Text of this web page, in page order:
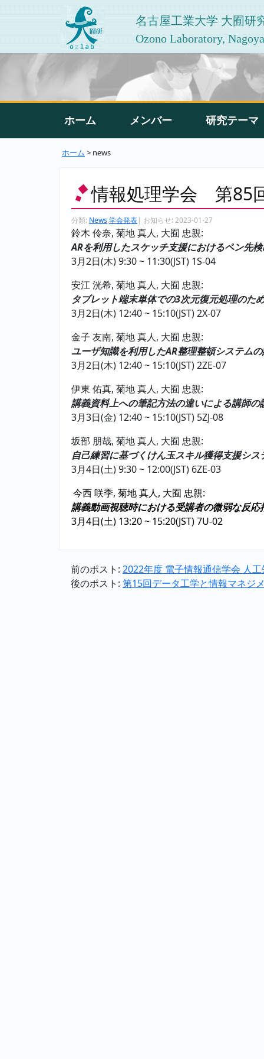
名古屋工業大学 大囿研
Ozono Laboratory,
ホーム メンバー 研究テーマ
ホーム > news
情報処理学会 第85
分類: News,学会発表| お知らせ: 2023-01-27
鈴木 伶奈, 菊地 真人, 大囿 忠親:
ARを利用したスケッチ支援におけるペン先
3月2日(木) 9:30 ~ 11:30(JST) 1S-04
安江 洸希, 菊地 真人, 大囿 忠親:
タブレット端末単体での3次元復元処理のた
3月2日(木) 12:40 ~ 15:10(JST) 2X-07
金子 友南, 菊地 真人, 大囿 忠親:
ユーザ知識を利用したAR整理整頓システム
3月2日(木) 12:40 ~ 15:10(JST) 2ZE-07
伊東 佑真, 菊地 真人, 大囿 忠親:
講義資料上への筆記方法の違いによる講師
3月3日(金) 12:40 ~ 15:10(JST) 5ZJ-08
坂部 朋哉, 菊地 真人, 大囿 忠親:
自己練習に基づくけん玉スキル獲得支援シ
3月4日(土) 9:30 ~ 12:00(JST) 6ZE-03
今西 咲季, 菊地 真人, 大囿 忠親:
講義動画視聴時における受講者の微弱な反
3月4日(土) 13:20 ~ 15:20(JST) 7U-02
前のポスト: 2022年度 電子情報通信学会 人
後のポスト: 第15回データ工学と情報マネジ